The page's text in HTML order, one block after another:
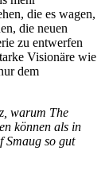
die es wagen,
die neuen
zu entwerfen
Visionäre wie
dem
warum The
können als in
Smaug so gut